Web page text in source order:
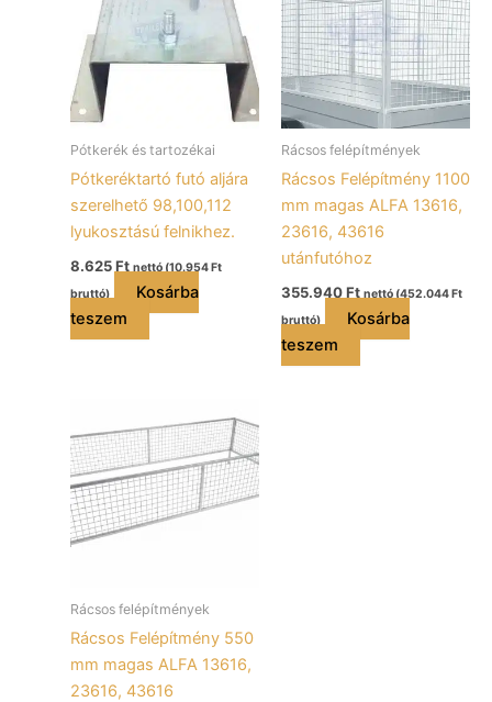
Pótkerék és tartozékai
Pótkeréktartó futó aljára
szerelhető 98,100,112
lyukosztású felnikhez.
8.625Ft nettó (10.954 Ft
bruttó)
Kosárba
teszem
Rácsos felépítmények
Rácsos Felépítmény 1100
mm magas ALFA 13616,
23616, 43616
utánfutóhoz
355.940Ft nettó (452.044 Ft
bruttó)
Kosárba
teszem
Rácsos felépítmények
Rácsos Felépítmény 550
mm magas ALFA 13616,
23616, 43616